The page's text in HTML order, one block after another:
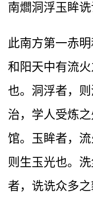
南爓洞浮玉眸
此南方第一赤
和阳天中有流
也。洞浮者，
治，学人受炼
馆。玉眸者，流
则生玉光也。
者，诜诜众多